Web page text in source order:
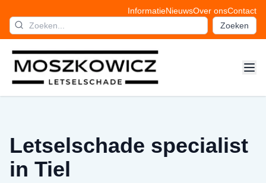
InformatieNieuwsOver onsContact
Zoeken
Letselschade specialist
in Tiel